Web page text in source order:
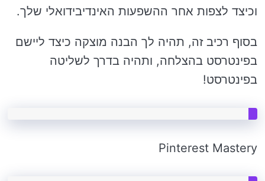
וכיצד לצפות אחר ההשפעות האינדיבידואלי שלך.
בסוף רכיב זה, תהיה לך הבנה מוצקה כיצד ליישם
בפינטרסט בהצלחה, ותהיה בדרך לשליטה
בפינטרסט!
Pinterest Mastery